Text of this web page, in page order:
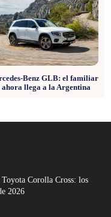
Benz GLB: el familiar
ahora llega a la Argentina
Corolla Cross: los
2026